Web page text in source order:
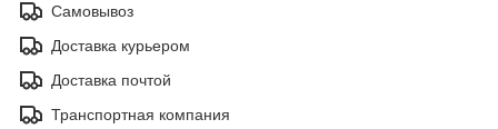
Самовывоз
Доставка курьером
Доставка почтой
Транспортная компания